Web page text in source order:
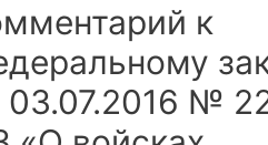
к
03.07.2016 №